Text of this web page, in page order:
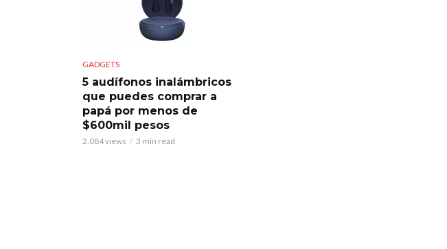
GADGETS
5 audífonos inalámbricos
que puedes comprar a
papá por menos de
$600mil pesos
2.084 views 3 min read